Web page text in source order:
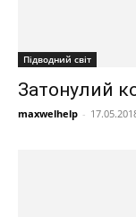
Підводний світ
Затонулий
maxwelhelp -